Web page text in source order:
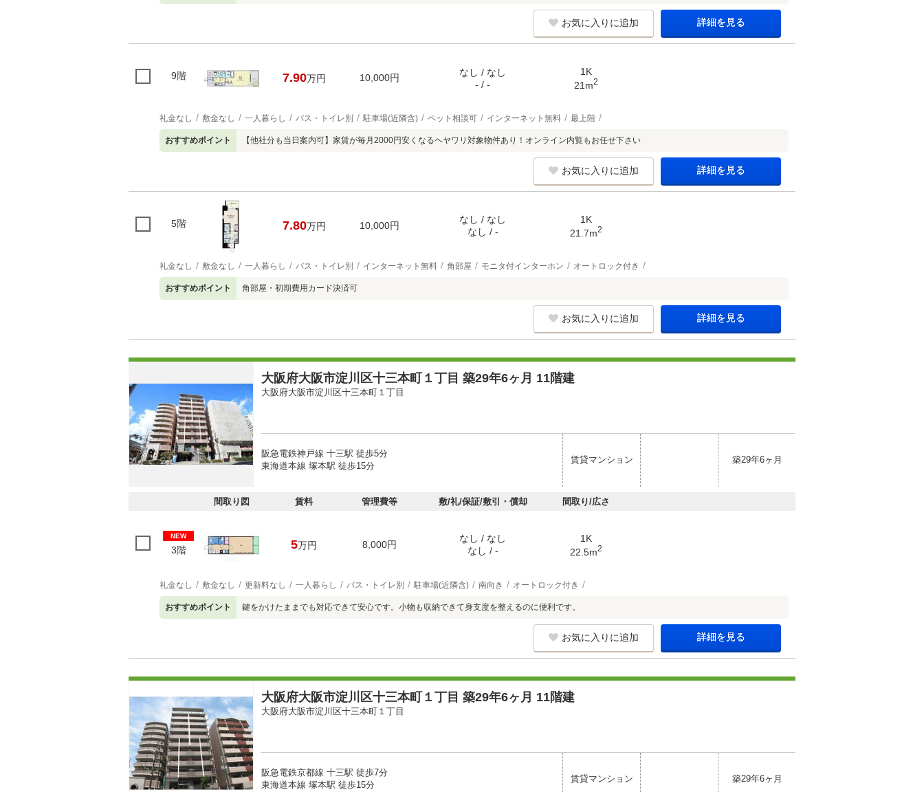
お気に入りに追加 詳細を見る
9階 7.90万円 10,000円
なし / なし
- / -
1K
21m2
礼金なし 敷金なし 一人暮らし バス・トイレ別 駐車場(近隣含) ペット相談可 インターネット無料 最上階
おすすめポイント 【他社分も当日案内可】家賃が毎月2000円安くなるヘヤワリ対象物件あり！オンライン内覧もお任せ下さい
お気に入りに追加 詳細を見る
5階 7.80万円 10,000円
なし / なし
なし / -
1K
21.7m2
礼金なし 敷金なし 一人暮らし バス・トイレ別 インターネット無料 角部屋 モニタ付インターホン オートロック付き
おすすめポイント 角部屋・初期費用カード決済可
お気に入りに追加 詳細を見る
大阪府大阪市淀川区十三本町１丁目 築29年6ヶ月 11階建
大阪府大阪市淀川区十三本町１丁目
阪急電鉄神戸線 十三駅 徒歩5分
東海道本線 塚本駅 徒歩15分
賃貸マンション 築29年6ヶ月
間取り図 賃料 管理費等 敷/礼/保証/敷引・償却 間取り/広さ
NEW
3階 5万円 8,000円
なし / なし
なし / -
1K
22.5m2
礼金なし 敷金なし 更新料なし 一人暮らし バス・トイレ別 駐車場(近隣含) 南向き オートロック付き
おすすめポイント 鍵をかけたままでも対応できて安心です。小物も収納できて身支度を整えるのに便利です。
お気に入りに追加 詳細を見る
大阪府大阪市淀川区十三本町１丁目 築29年6ヶ月 11階建
大阪府大阪市淀川区十三本町１丁目
阪急電鉄京都線 十三駅 徒歩7分
東海道本線 塚本駅 徒歩15分
賃貸マンション 築29年6ヶ月